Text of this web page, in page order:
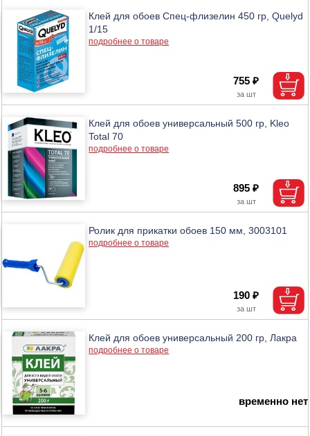
Клей для обоев Спец-флизелин 450 гр, Quelyd
1/15
подробнее о товаре
755 ₽
Клей для обоев универсальный 500 гр, Kleo
Total 70
подробнее о товаре
895 ₽
Ролик для прикатки обоев 150 мм, 3003101
подробнее о товаре
190 ₽
Клей для обоев универсальный 200 гр, Лакра
подробнее о товаре
временно нет